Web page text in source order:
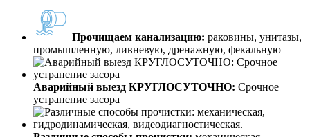
Прочищаем канализацию: раковины, унитазы,
промышленную, ливневую, дренажную, фекальную
Аварийный выезд КРУГЛОСУТОЧНО: Срочное
устранение засора